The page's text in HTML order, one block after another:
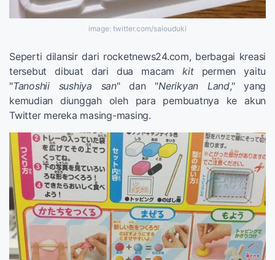
image: twitter.com/saiouduki
Seperti dilansir dari rocketnews24.com, berbagai kreasi
tersebut dibuat dari dua macamkitpermen yaitu
"Tanoshii sushiya san" dan "Nerikyan Land," yang
kemudian diunggah oleh para pembuatnya ke akun
Twitter mereka masing-masing.